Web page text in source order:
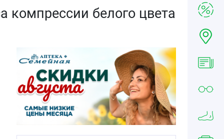
компрессии белого цвета